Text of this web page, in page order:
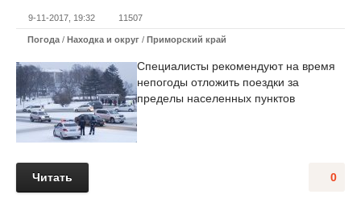
9-11-2017, 19:32 11507
Погода / Находка и округ / Приморский край
Специалисты рекомендуют на время
непогоды отложить поездки за
пределы населенных пунктов
0
Читать